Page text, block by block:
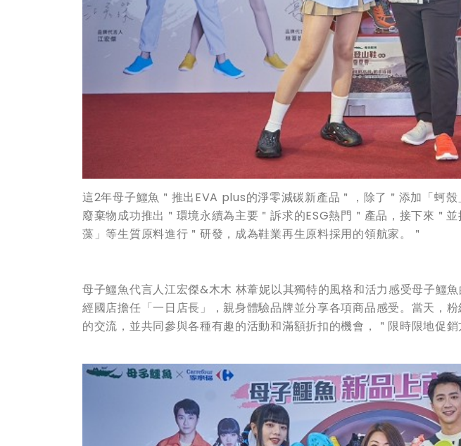
這2年母子鱷魚＂推出EVA plus的淨零減碳新產品＂，除了＂添加「蚵
廢棄物成功推出＂環境永續為主要＂訴求的ESG熱門＂產品，接下來＂
藻」等生質原料進行＂研發，成為鞋業再生原料採用的領航家。＂
母子鱷魚代言人江宏傑&木木 林葦妮以其獨特的風格和活力感受母子鱷
經國店擔任「一日店長」，親身體驗品牌並分享各項商品感受。當天，
的交流，並共同參與各種有趣的活動和滿額折扣的機會，＂限時限地促